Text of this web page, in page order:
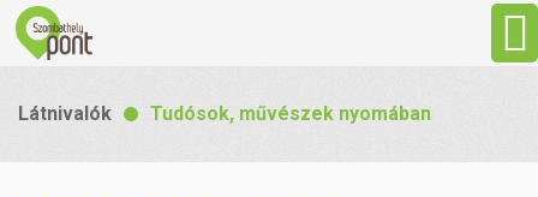
Látnivalók Tudósok, művészek nyomában